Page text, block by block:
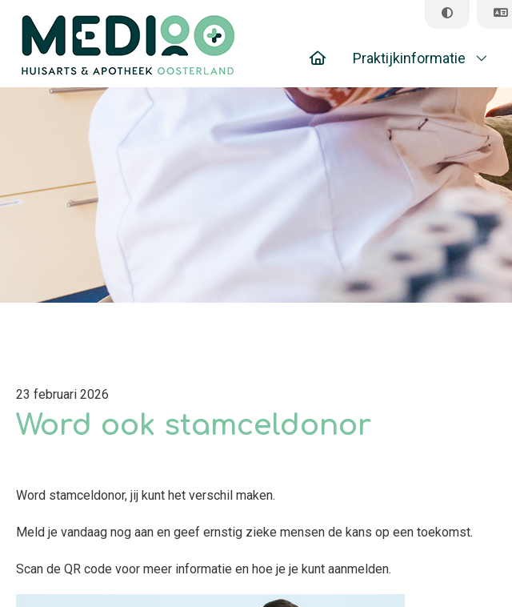
Praktijkinformatie
23 februari 2026
Word ook stamceldonor
Word stamceldonor, jij kunt het verschil maken.
Meld je vandaag nog aan en geef ernstig zieke mensen de kans op een toekomst.
Scan de QR code voor meer informatie en hoe je je kunt aanmelden.